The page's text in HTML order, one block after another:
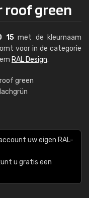
roof green
15met de kleurnaam
voor in de categorie
RAL Design.
green
uw eigen RAL-
u gratis een